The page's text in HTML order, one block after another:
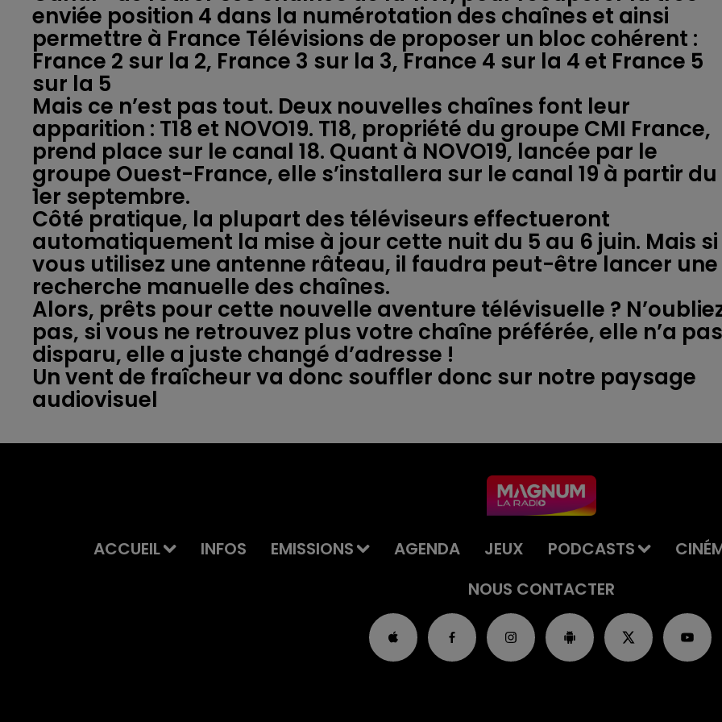
enviée position 4 dans la numérotation des chaînes et ainsi
permettre à France Télévisions de proposer un bloc cohérent :
France 2 sur la 2, France 3 sur la 3, France 4 sur la 4 et France 5
sur la 5
Mais ce n’est pas tout. Deux nouvelles chaînes font leur
apparition : T18 et NOVO19. T18, propriété du groupe CMI France,
prend place sur le canal 18. Quant à NOVO19, lancée par le
groupe Ouest-France, elle s’installera sur le canal 19 à partir du
1er septembre.
Côté pratique, la plupart des téléviseurs effectueront
automatiquement la mise à jour cette nuit du 5 au 6 juin. Mais si
vous utilisez une antenne râteau, il faudra peut-être lancer une
recherche manuelle des chaînes.
Alors, prêts pour cette nouvelle aventure télévisuelle ?
pas, si vous ne retrouvez plus votre chaîne préférée, elle n’a pas
disparu, elle a juste changé d’adresse !
Un vent de fraîcheur va donc souffler donc sur notre paysage
ACCUEIL INFOS EMISSIONS AGENDA JEUX PODCASTS
NOUS CONTACTER